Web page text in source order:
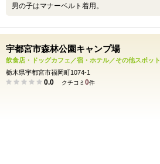
男の子はマナーベルト着用。
宇都宮市森林公園キャンプ場
飲食店・ドッグカフェ／宿・ホテル／その他スポット
栃木県宇都宮市福岡町1074-1
0.0 クチコミ 0件